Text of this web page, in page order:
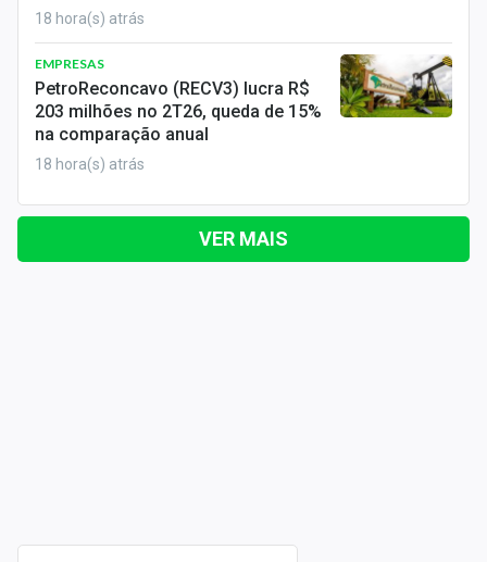
18 hora(s) atrás
EMPRESAS
PetroReconcavo (RECV3) lucra R$
203 milhões no 2T26, queda de 15%
na comparação anual
18 hora(s) atrás
VER MAIS